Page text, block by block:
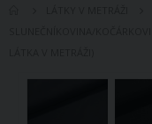
Přeskočit